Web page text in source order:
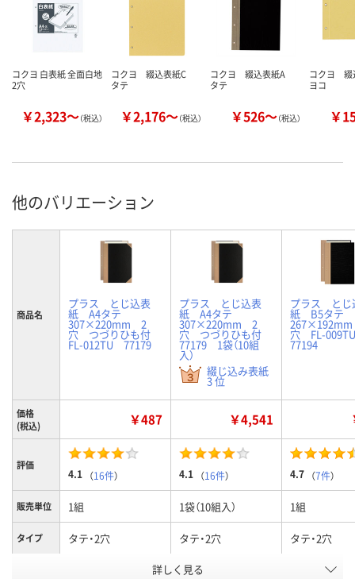
コクヨ 白表紙 全面白地
2穴
￥2,323～（税込）
コクヨ 綴込表紙C
タテ
￥2,176～（税込）
コクヨ 綴込表紙A
タテ
￥526～（税込）
コクヨ
ヨコ
￥
他のバリエーション
商品名
プラス とじ込表
紙 A4タテ
307×220mm 2
穴 つづりひも付
FL-012TU 77179
プラス とじ込表
紙 A4タテ
307×220mm 2
穴 つづりひも付
77179 1袋（10組
入）
綴じ込み表紙
3 位
プラス とじ
紙 B5タテ
穴 FL-
77194
価格
(税込)
￥487 ￥4,541
評価
4.1 （16件） 4.1 （16件） 4.7 （7件）
販売単位 1組 1袋（10組入） 1組
タイプ タテ・2穴 タテ・2穴 タテ・2穴
A4
詳しく見る